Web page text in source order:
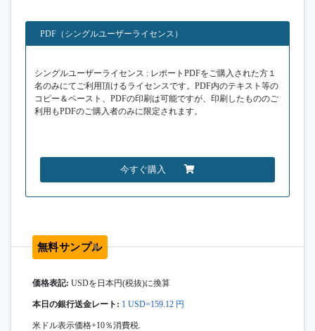
PDF（シングルユーザーライセンス）
シングルユーザーライセンス : レポートPDFをご購入された方１
名のみにてご利用頂けるライセンスです。PDF内のテキスト等の
コピー＆ペースト、PDFの印刷は可能ですが、印刷したもののご
利用もPDFのご購入者のみに限定されます。
今すぐ購入
無料サンプル
価格表記: USDを日本円(税抜)に換算
本日の銀行送金レート: 1 USD=159.12 円
米ドル表示価格+10％消費税.